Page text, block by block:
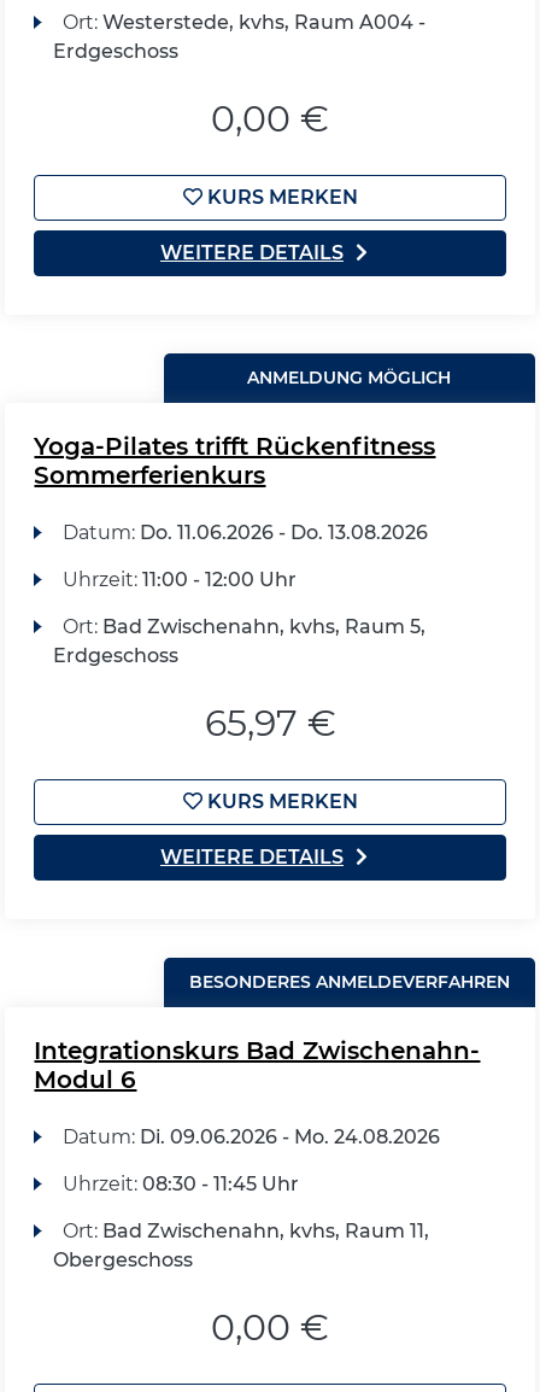
Ort: Westerstede, kvhs, Raum A004 -
Erdgeschoss
0,00 €
KURS MERKEN
WEITERE DETAILS
ANMELDUNG MÖGLICH
Yoga-Pilates trifft Rückenfitness
Sommerferienkurs
Datum: Do. 11.06.2026 - Do. 13.08.2026
Uhrzeit: 11:00 - 12:00 Uhr
Ort: Bad Zwischenahn, kvhs, Raum 5,
Erdgeschoss
65,97 €
KURS MERKEN
WEITERE DETAILS
BESONDERES ANMELDEVERFAHREN
Integrationskurs Bad Zwischenahn-
Modul 6
Datum: Di. 09.06.2026 - Mo. 24.08.2026
Uhrzeit: 08:30 - 11:45 Uhr
Ort: Bad Zwischenahn, kvhs, Raum 11,
Obergeschoss
0,00 €